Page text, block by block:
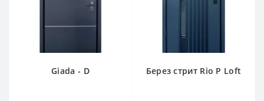
Giada - D Берез стрит Rio P Loft